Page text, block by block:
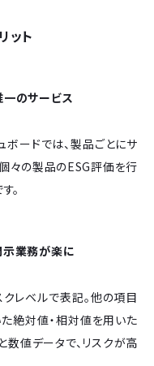
ット
のサービス
ードでは、製品ごとにサ
々の製品のESG評価を行
。
示業務が楽に
レベルで表記。他の項目
絶対値・相対値を用いた
値データで、リスクが高